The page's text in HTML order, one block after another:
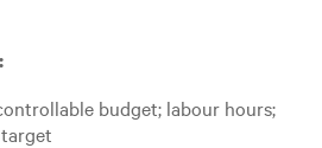
budget; labour hours;